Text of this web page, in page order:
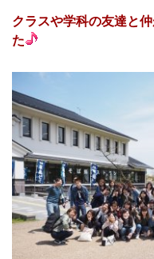
クラスや学科の友達と
た